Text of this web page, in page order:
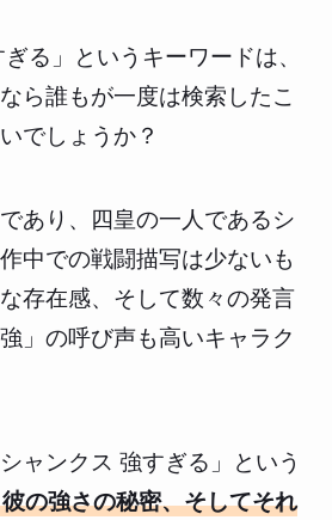
ぎる」というキーワードは、
ら誰もが一度は検索したこ
でしょうか？
あり、四皇の一人であるシ
中での戦闘描写は少ないも
存在感、そして数々の発言
」の呼び声も高いキャラク
ャンクス 強すぎる」という
の強さの秘密、そしてそれ